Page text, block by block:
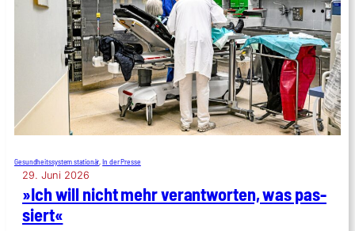
Gesundheitssystem stationär, In der Presse
29. Juni 2026
»Ich will nicht mehr ver­ant­wor­ten, was pas­
siert«